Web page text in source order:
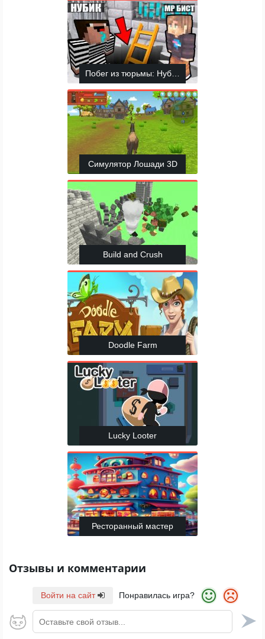
Побег из тюрьмы: Нубик и МрБист
Симулятор Лошади 3D
Build and Crush
Doodle Farm
Lucky Looter
Ресторанный мастер
Отзывы и комментарии
Войти на сайт Понравилась игра?
Оставьте свой отзыв...